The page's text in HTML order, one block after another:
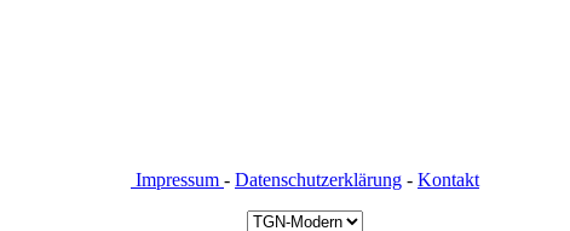
Impressum - Datenschutzerklärung - Kontakt